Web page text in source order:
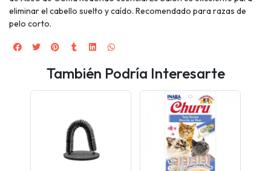
eliminar el cabello suelto y caído. Recomendado para razas de
pelo corto.
También Podría Interesarte